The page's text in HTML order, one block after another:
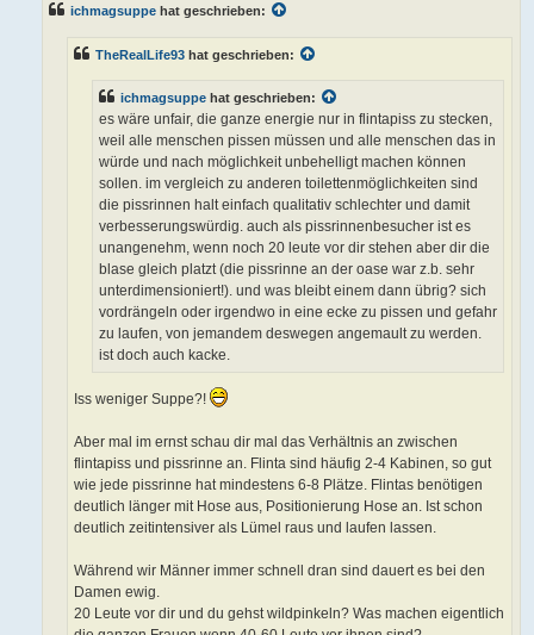
ichmagsuppe hat geschrieben:
TheRealLife93 hat geschrieben:
ichmagsuppe hat geschrieben:
es wäre unfair, die ganze energie nur in flintapiss zu stecken,
weil alle menschen pissen müssen und alle menschen das in
würde und nach möglichkeit unbehelligt machen können
sollen. im vergleich zu anderen toilettenmöglichkeiten sind
die pissrinnen halt einfach qualitativ schlechter und damit
verbesserungswürdig. auch als pissrinnenbesucher ist es
unangenehm, wenn noch 20 leute vor dir stehen aber dir die
blase gleich platzt (die pissrinne an der oase war z.b. sehr
unterdimensioniert!). und was bleibt einem dann übrig? sich
vordrängeln oder irgendwo in eine ecke zu pissen und gefahr
zu laufen, von jemandem deswegen angemault zu werden.
ist doch auch kacke.
Iss weniger Suppe?!
Aber mal im ernst schau dir mal das Verhältnis an zwischen
flintapiss und pissrinne an. Flinta sind häufig 2-4 Kabinen, so gut
wie jede pissrinne hat mindestens 6-8 Plätze. Flintas benötigen
deutlich länger mit Hose aus, Positionierung Hose an. Ist schon
deutlich zeitintensiver als Lümel raus und laufen lassen.
Während wir Männer immer schnell dran sind dauert es bei den
Damen ewig.
20 Leute vor dir und du gehst wildpinkeln? Was machen eigentlich